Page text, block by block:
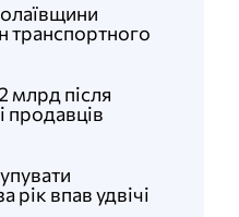
транспортного
млрд після
продавців
рік впав удвічі